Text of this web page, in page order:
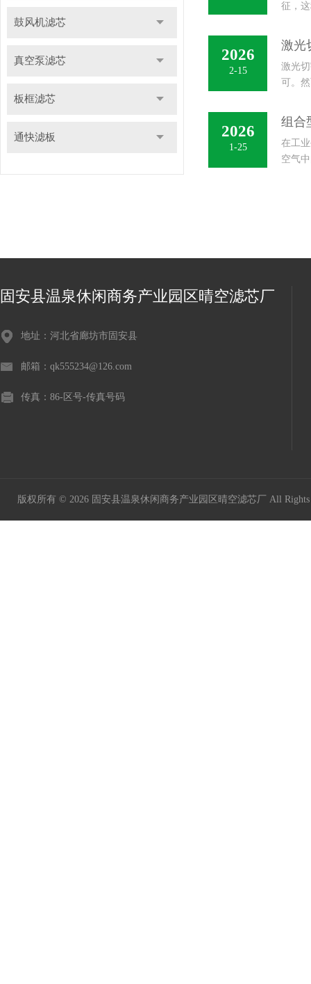
鼓风机滤芯
真空泵滤芯
板框滤芯
通快滤板
征，
2026
2-15
激光
激光
可。
2026
1-25
组合
在工
空气
固安县温泉休闲商务产业园区晴空滤芯厂
地址：河北省廊坊市固安县
邮箱：qk555234@126.com
传真：86-区号-传真号码
版权所有 © 2026 固安县温泉休闲商务产业园区晴空滤芯厂 All